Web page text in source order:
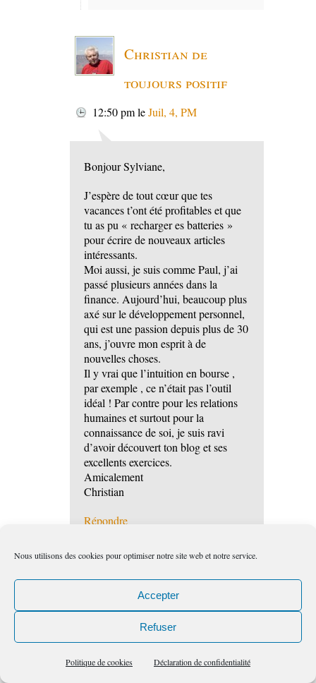
Nous utilisons des cookies pour optimiser notre site web et notre service.
Accepter
Refuser
Politique de cookies Déclaration de confidentialité
Christian de
toujours positif
12:50 pmleJuil, 4, PM
Bonjour Sylviane,
J’espère de tout cœur que tes
vacances t’ont été profitables et que
tu as pu « recharger es batteries »
pour écrire de nouveaux articles
intéressants.
Moi aussi, je suis comme Paul, j’ai
passé plusieurs années dans la
finance. Aujourd’hui, beaucoup plus
axé sur le développement personnel,
qui est une passion depuis plus de 30
ans, j’ouvre mon esprit à de
nouvelles choses.
Il y vrai que l’intuition en bourse ,
par exemple , ce n’était pas l’outil
idéal ! Par contre pour les relations
humaines et surtout pour la
connaissance de soi, je suis ravi
d’avoir découvert ton blog et ses
excellents exercices.
Amicalement
Christian
Répondre
sylviane